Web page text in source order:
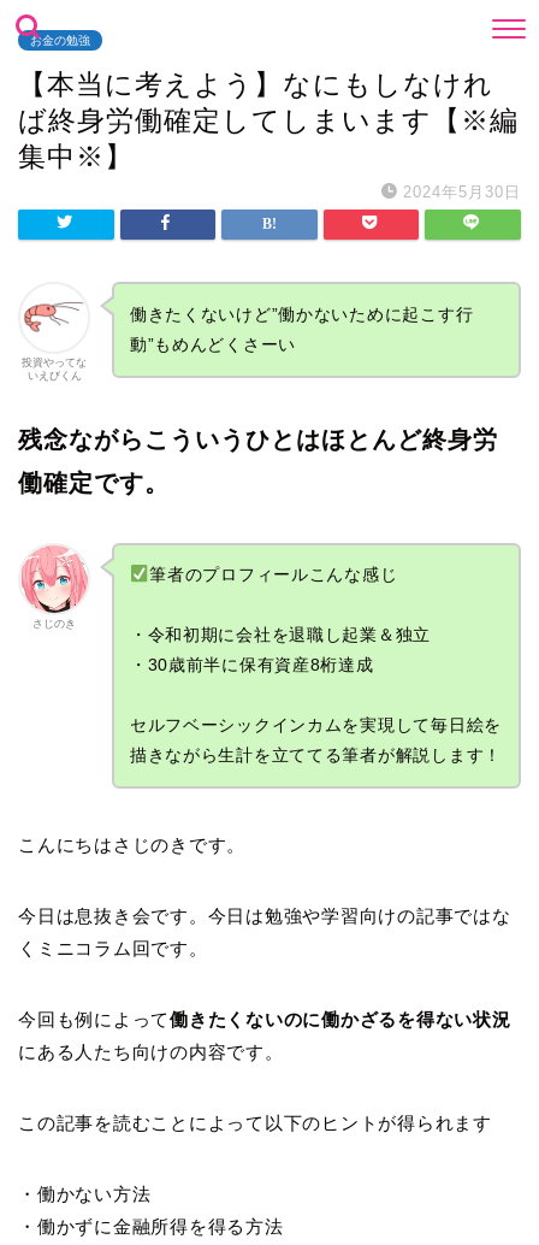
お金の勉強
【本当に考えよう】なにもしなけれ
ば終身労働確定してしまいます【※編
集中※】
2024年5月30日
投資やってな
いえびくん
働きたくないけど”働かないために起こす行
動”もめんどくさーい
残念ながらこういうひとはほとんど終身労
働確定です。
さじのき
筆者のプロフィールこんな感じ
・令和初期に会社を退職し起業＆独立
・30歳前半に保有資産8桁達成
セルフベーシックインカムを実現して毎日絵を
描きながら生計を立ててる筆者が解説します！
こんにちはさじのきです。
今日は息抜き会です。今日は勉強や学習向けの記事ではな
くミニコラム回です。
今回も例によって働きたくないのに働かざるを得ない状況
にある人たち向けの内容です。
この記事を読むことによって以下のヒントが得られます
・働かない方法
・働かずに金融所得を得る方法